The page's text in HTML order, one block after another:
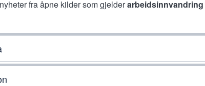
fra åpne kilder som gjelder